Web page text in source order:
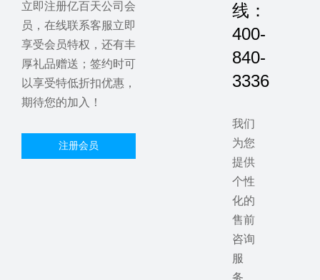
立即注册亿百天公司会
员，在线联系客服立即
享受会员特权，还有丰
厚礼品赠送；签约时可
以享受特低折扣优惠，
期待您的加入！
注册会员
线：
400-
840-
3336
我们
为您
提供
个性
化的
售前
咨询
服